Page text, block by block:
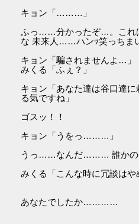
キョン「………」
ふっ……分かったぞ…。これ
な 未来人……ハンｯ笑っちま
キョン「騙されませんよ…」
みくる「ふぇ？」
キョン「あなた達は谷口達
る気ですね」
ゴスッ！！
キョン「うをっ………」
うっ……なんだ……… 誰かの
みくる「こんな時に冗談はや
あなたでしたか…………